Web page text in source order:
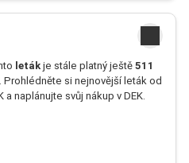
letákje stále platný ještě 511
Prohlédněte si nejnovější leták od
a naplánujte svůj nákup v DEK.